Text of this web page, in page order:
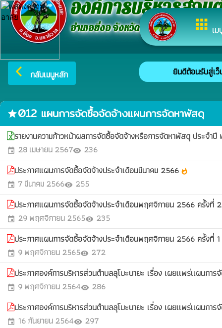
appsเ
องค์การบริหารส่วน
อำเภอยี่งอ จังหวัดนราธิวาส
arrow_back_ios กลับเมนูหลัก ยินดีต้อนรับสู่เว็
star012 แผนการจัดซื้อจัดจ้างแผนการจัดหาพัสดุ
รายงานความก้าวหน้าผลการจัดซื้อจัดจ้างหรือการจัดหาพัสดุ ประ
event 28 เมษายน 2567visibility 236
ประกาศแผนการจัดซื้อจัดจ้างประจำเดือนมีนาคม 2566 whatshot
event 7 มีนาคม 2566visibility 255
ประกาศแผนการจัดซื้อจัดจ้างประจำเดือนพฤศจิกายน 2566 ครั้งที่
event 29 พฤศจิกายน 2565visibility 235
ประกาศแผนการจัดซื้อจัดจ้างประจำเดือนพฤศจิกายน 2566 ครั้งที่ 1
event 9 พฤศจิกายน 2565visibility 272
ประกาศองค์การบริหารส่วนตำบลลุโบะบายะ เรื่อง เผยเเพร่เเผนก
event 9 พฤศจิกายน 2564visibility 286
ประกาศองค์การบริหารส่วนตำบลลุโบะบายะ เรื่อง เผยเเพร่เเผน
event 16 กันยายน 2564visibility 297